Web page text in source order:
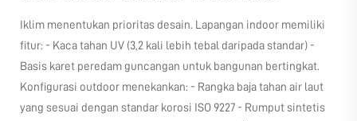
Iklim menentukan prioritas desain. Lapangan indoor memiliki
fitur: - Kaca tahan UV (3,2 kali lebih tebal daripada standar) -
Basis karet peredam guncangan untuk bangunan bertingkat.
Konfigurasi outdoor menekankan: - Rangka baja tahan air laut
yang sesuai dengan standar korosi ISO 9227 - Rumput sintetis